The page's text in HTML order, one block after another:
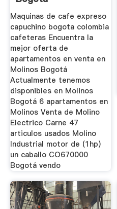
Maquinas de cafe expreso
capuchino bogota colombia
cafeteras Encuentra la
mejor oferta de
apartamentos en venta en
Molinos Bogotá
Actualmente tenemos
disponibles en Molinos
Bogotá 6 apartamentos en
Molinos Venta de Molino
Electrico Carne 47
articulos usados Molino
Industrial motor de (1hp)
un caballo CO670000
Bogotá vendo